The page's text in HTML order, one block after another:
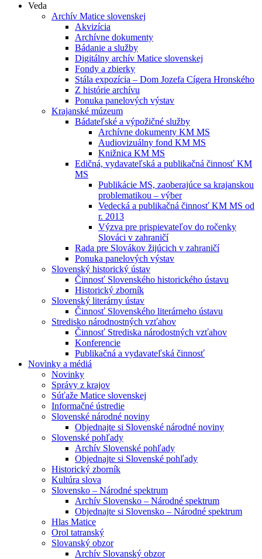
Veda
Archív Matice slovenskej
Akvizícia
Archívne dokumenty
Bádanie a služby
Digitálny archív Matice slovenskej
Fondy a zbierky
Stála expozícia – Dom Jozefa Cígera Hronského
Z histórie archívu
Ponuka panelových výstav
Krajanské múzeum
Bádateľské a výpožičné služby
Archívne dokumenty KM MS
Audiovizuálny fond KM MS
Knižnica KM MS
Edičná, vydavateľská a publikačná činnosť KM
MS
Publikácie MS, zaoberajúce sa krajanskou
problematikou – výber
Vedecká a publikačná činnosť KM MS od
r. 2013
Výzva pre prispievateľov do ročenky
Slováci v zahraničí
Rada pre Slovákov žijúcich v zahraničí
Ponuka panelových výstav
Slovenský historický ústav
Činnosť Slovenského historického ústavu
Historický zborník
Slovenský literárny ústav
Činnosť Slovenského literárneho ústavu
Stredisko národnostných vzťahov
Činnosť Strediska národostných vzťahov
Konferencie
Publikačná a vydavateľská činnosť
Novinky a médiá
Novinky
Správy z krajov
Súťaže Matice slovenskej
Informačné ústredie
Slovenské národné noviny
Objednajte si Slovenské národné noviny
Slovenské pohľady
Archív Slovenské pohľady
Objednajte si Slovenské pohľady
Historický zborník
Kultúra slova
Slovensko – Národné spektrum
Archív Slovensko – Národné spektrum
Objednajte si Slovensko – Národné spektrum
Hlas Matice
Orol tatranský
Slovanský obzor
Archív Slovanský obzor